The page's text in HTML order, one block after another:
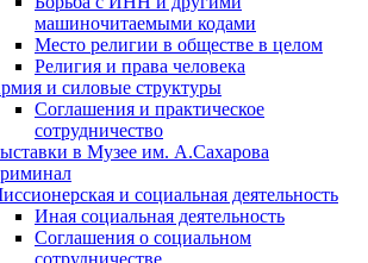
машиночитаемыми кодами
Место религии в обществе в целом
Религия и права человека
и силовые структуры
Соглашения и практическое
сотрудничество
в Музее им. А.Сахарова
и социальная деятельность
Иная социальная деятельность
Соглашения о социальном
сотрудничестве